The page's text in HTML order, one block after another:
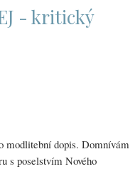
- kritický
dopis. Domnívám
s poselstvím Nového